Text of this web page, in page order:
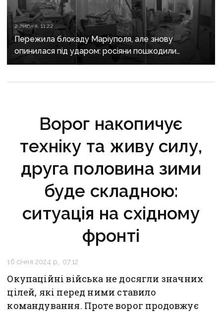
2 липня, 11:22
Пережила блокаду Маріуполя, але знову
опинилася під ударом: росіяни пошкодили
евакуйовану до Києва лікарню Донеччини
Ворог накопичує
техніку та живу силу,
друга половина зими
буде складною:
ситуація на східному
фронті
16 січня 2024 р., 07:12
Окупаційні війська не досягли значних
цілей, які перед ними ставило
командування. Проте ворог продовжує